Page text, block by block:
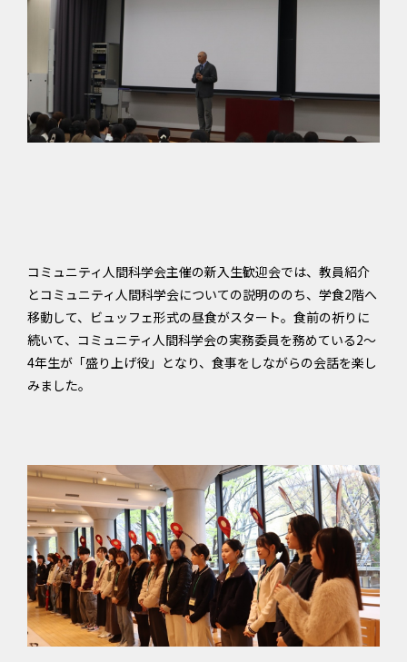
コミュニティ人間科学会主催の新入生歓迎会では、教員紹介
とコミュニティ人間科学会についての説明ののち、学食2階へ
移動して、ビュッフェ形式の昼食がスタート。食前の祈りに
続いて、コミュニティ人間科学会の実務委員を務めている2〜
4年生が「盛り上げ役」となり、食事をしながらの会話を楽し
みました。